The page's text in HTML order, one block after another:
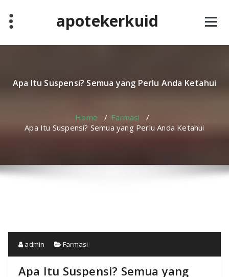
content
apotekerkuid
Apa Itu Suspensi? Semua yang Perlu Anda Ketahui
Home / Farmasi /
Apa Itu Suspensi? Semua yang Perlu Anda Ketahui
admin Farmasi
Apa Itu Suspensi? Semua yang